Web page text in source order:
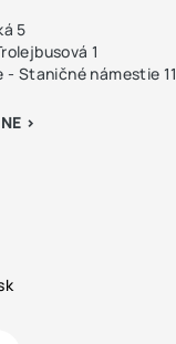
5
1
Staničné námestie 11
>